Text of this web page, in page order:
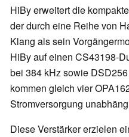
HiBy erweitert die
der durch eine Reihe von
Klang als sein
HiBy auf einen CS43198-
bei 384 kHz sowie
kommen gleich vier
Stromversorgung
Diese Verstärker erzielen